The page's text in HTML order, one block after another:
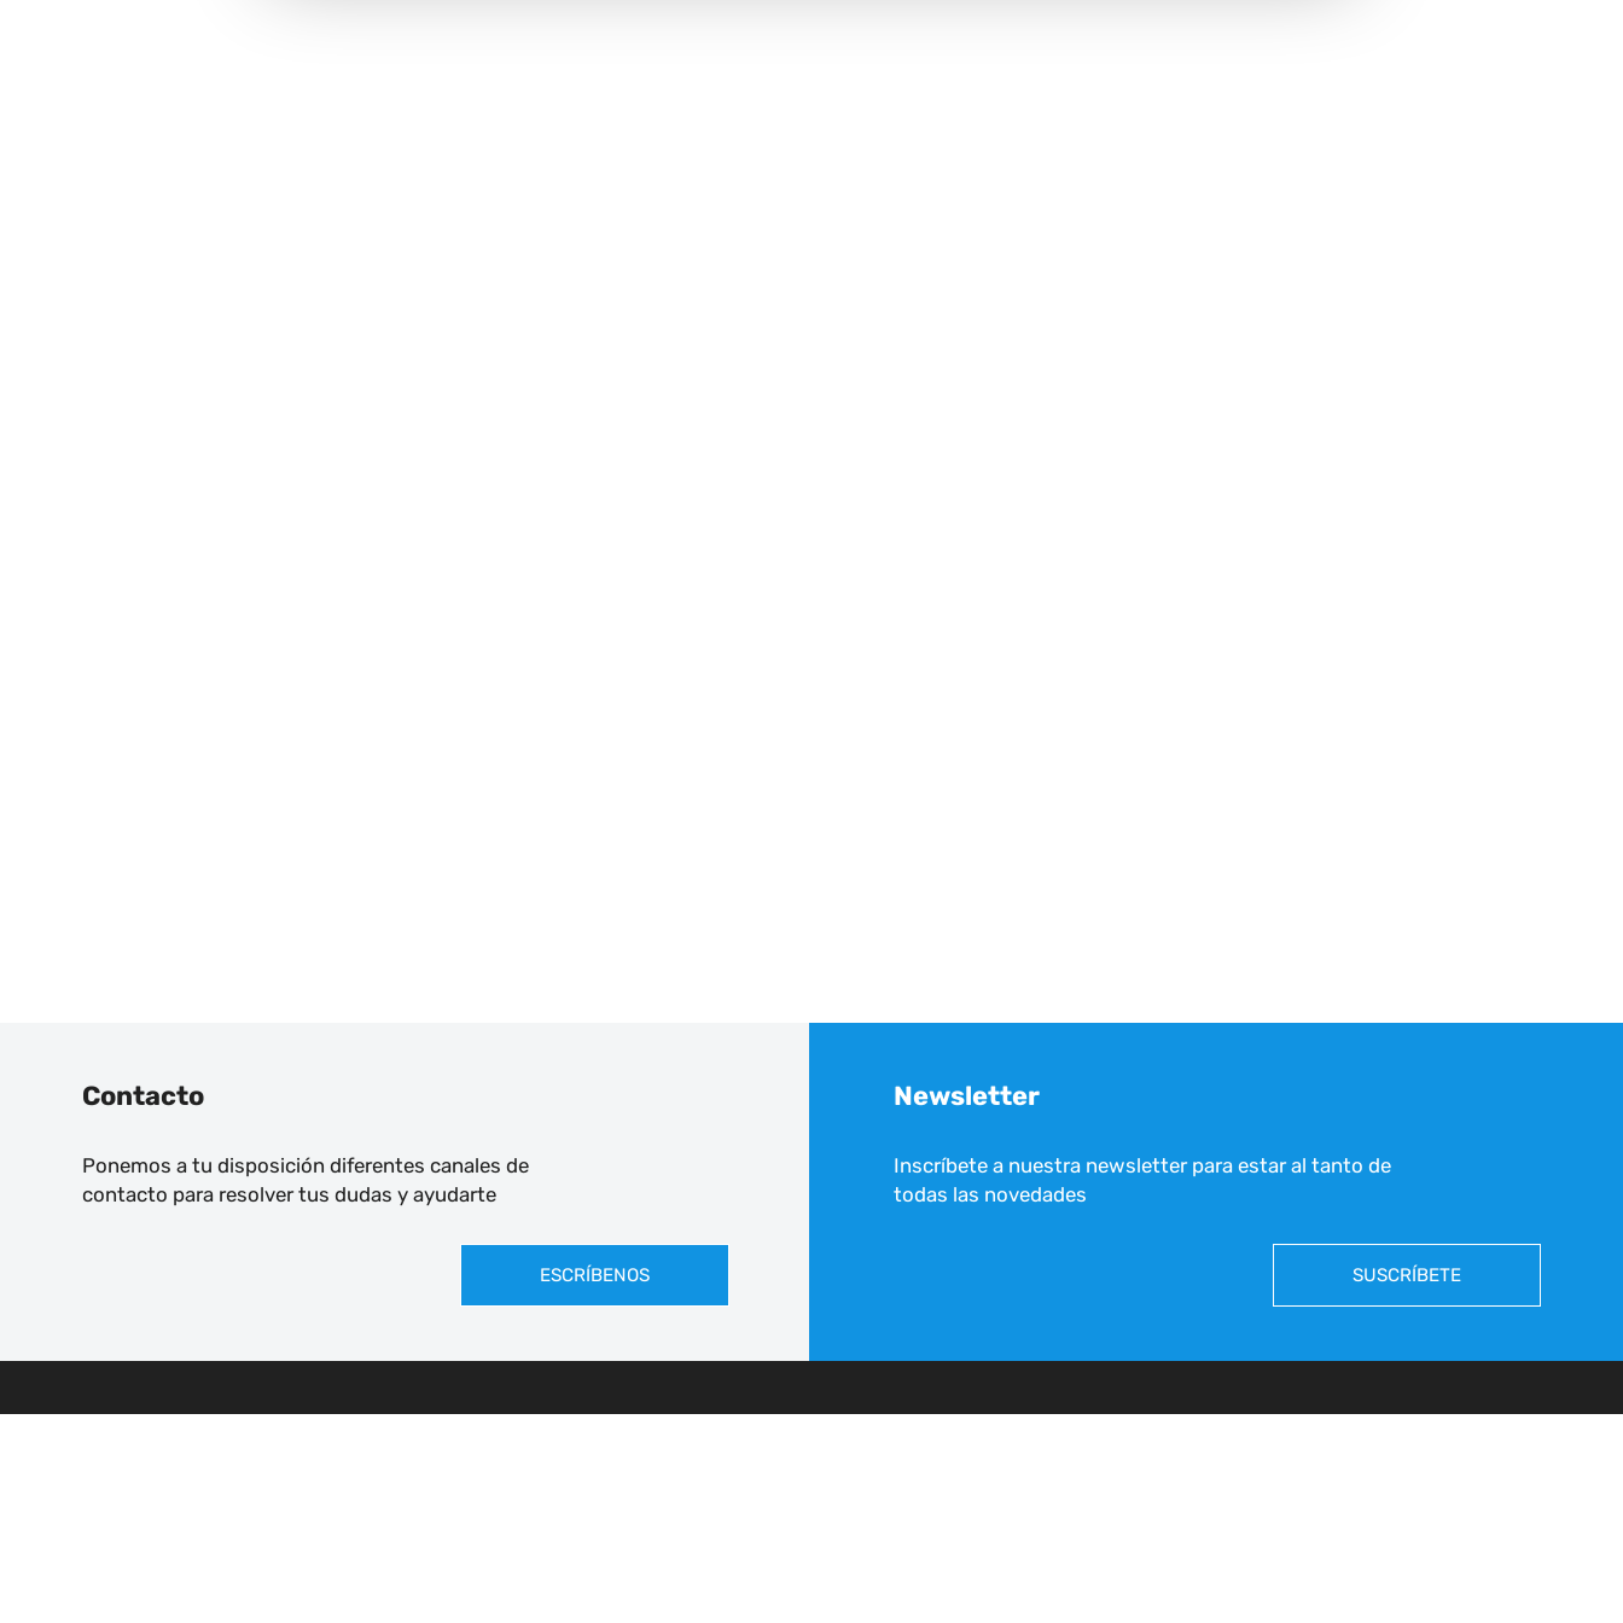
Contacto
Ponemos a tu disposición diferentes canales de
contacto para resolver tus dudas y ayudarte
ESCRÍBENOS
Newsletter
Inscríbete a nuestra newsletter para estar al tanto de
todas las novedades
SUSCRÍBETE